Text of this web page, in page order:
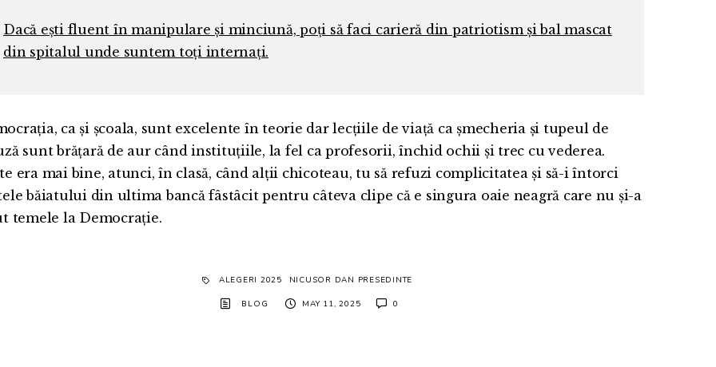
Dacă ești fluent în manipulare și minciună, poți să faci carieră din patriotism și bal mascat
din spitalul unde suntem toți internați.
ca și școala, sunt excelente în teorie dar lecțiile de viață ca șmecheria și tupeul de
sunt brățară de aur când instituțiile, la fel ca profesorii, închid ochii și trec cu vederea.
era mai bine, atunci, în clasă, când alții chicoteau, tu să refuzi complicitatea și să-i întorci
băiatului din ultima bancă fâstâcit pentru câteva clipe că e singura oaie neagră care nu și-a
temele la Democrație.
ALEGERI 2025 NICUSOR DAN PRESEDINTE
BLOG MAY 11, 2025 0